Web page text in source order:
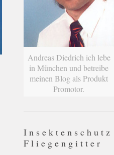
Andreas Diedrich ich lebe
in München und betreibe
meinen Blog als Produkt
Promotor.
Insektenschutz
Fliegengitter